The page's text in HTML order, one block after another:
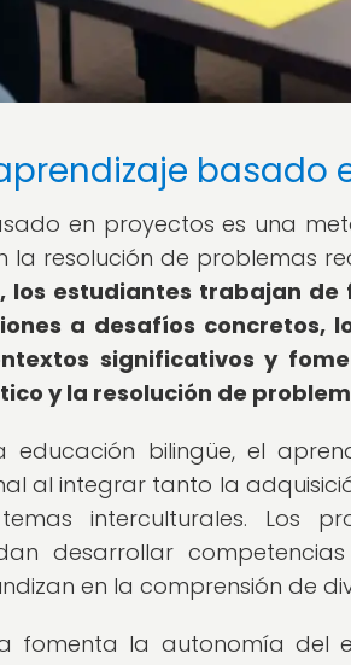
basado
en proyectos es una
la resolución de problemas
los estudiantes trabajan
a desafíos concretos,
significativos y
y la resolución de
educación bilingüe, el
al integrar tanto la
interculturales. Los
desarrollar
en la comprensión de
fomenta la autonomía del